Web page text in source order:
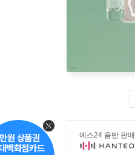
예스24 음반 판